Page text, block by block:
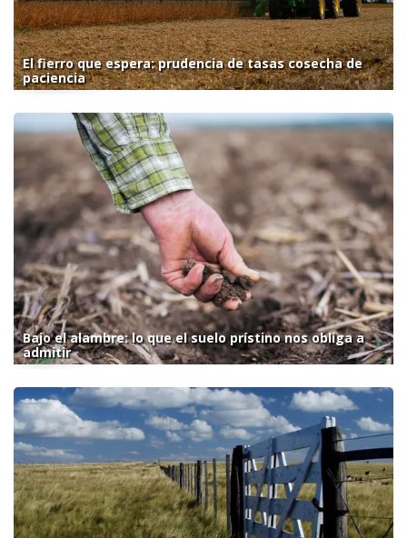
El fierro que espera: prudencia de tasas cosecha de
paciencia
Bajo el alambre: lo que el suelo prístino nos obliga a
admitir